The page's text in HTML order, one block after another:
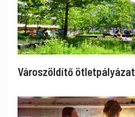
Városzöldítő ötletpályázat